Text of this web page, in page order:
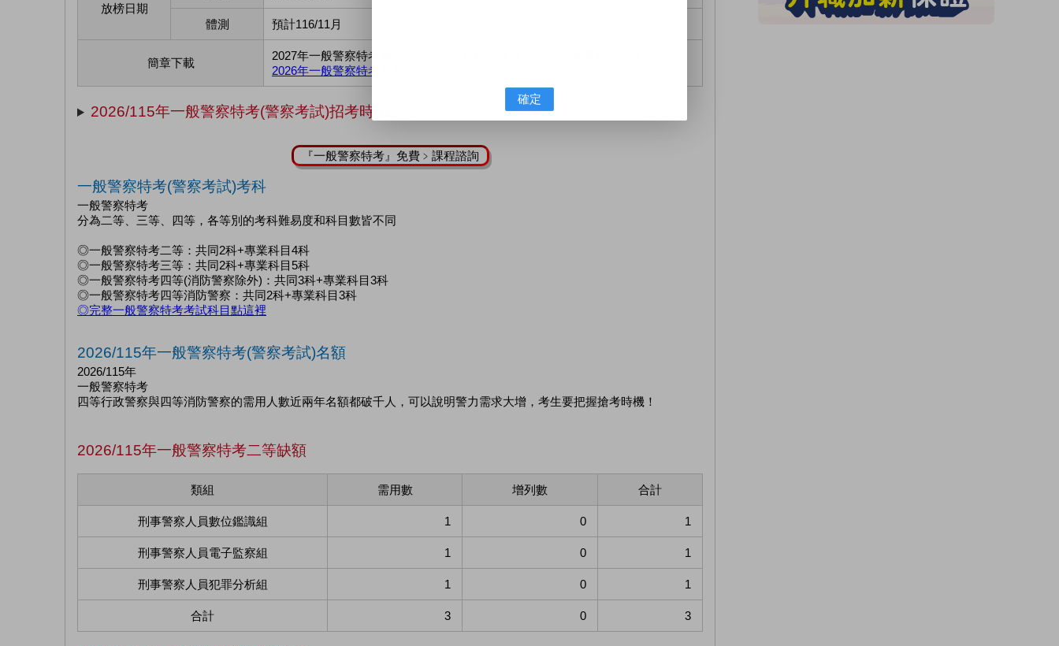
放榜日期
體測 預計116/11月
簡章下載
2027年一般警察特考簡章尚未公告，可以先參考2026年一般警察特考簡章
2026年一般警察特考簡章
2026/115年一般警察特考(警察考試)招考時間＋
『一般警察特考』免費﹥課程諮詢
一般警察特考(警察考試)考科
一般警察特考
分為二等、三等、四等，各等別的考科難易度和科目數皆不同
◎一般警察特考二等：共同2科+專業科目4科
◎一般警察特考三等：共同2科+專業科目5科
◎一般警察特考四等(消防警察除外)：共同3科+專業科目3科
◎一般警察特考四等消防警察：共同2科+專業科目3科
◎完整一般警察特考考試科目點這裡
2026/115年一般警察特考(警察考試)名額
2026/115年
一般警察特考
四等行政警察與四等消防警察的需用人數近兩年名額都破千人，可以說明警力需求大增，考生要把握搶考時機！
2026/115年一般警察特考二等缺額
類組 需用數 增列數 合計
刑事警察人員數位鑑識組 1 0 1
刑事警察人員電子監察組 1 0 1
刑事警察人員犯罪分析組 1 0 1
合計 3 0 3
確定